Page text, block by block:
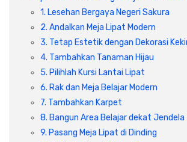
Scaffolding
Konstruksi
Atap & Lantai
Cat dan Kimia
1. Lesehan Bergaya Negeri Sakura
2. Andalkan Meja Lipat Modern
3. Tetap Estetik dengan Dekorasi
4. Tambahkan Tanaman Hijau
5. Pilihlah Kursi Lantai Lipat
6. Rak dan Meja Belajar Modern
7. Tambahkan Karpet
8. Bangun Area Belajar dekat Jendela
9. Pasang Meja Lipat di Dinding